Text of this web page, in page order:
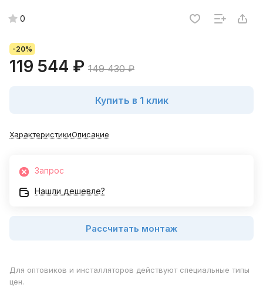
0
-20%
119 544 ₽ 149 430 ₽
Купить в 1 клик
ХарактеристикиОписание
Запрос
Нашли дешевле?
Рассчитать монтаж
Для оптовиков и инсталляторов действуют специальные типы
цен.